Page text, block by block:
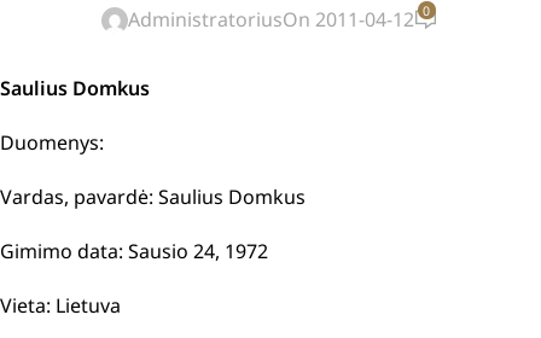
AdministratoriusOn 2011-04-12 0
Saulius Domkus
Duomenys:
Vardas, pavardė: Saulius Domkus
Gimimo data: Sausio 24, 1972
Vieta: Lietuva